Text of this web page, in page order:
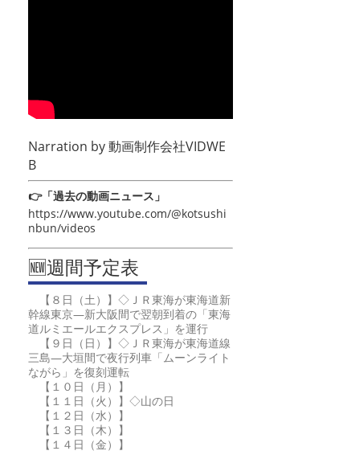
Narration by動画制作会社VIDWE
B
👉「過去の動画ニュース」
https://www.youtube.com/@kotsushi
nbun/videos
🆕週間予定表
【８日（土）】◇ＪＲ東海が東海道新
幹線東京―新大阪間で翌朝到着の「東海
道ルミエールエクスプレス」を運行
【９日（日）】◇ＪＲ東海が東海道線
三島―大垣間で夜行列車「ムーンライト
ながら」を復刻運転
【１０日（月）】
【１１日（火）】◇山の日
【１２日（水）】
【１３日（木）】
【１４日（金）】